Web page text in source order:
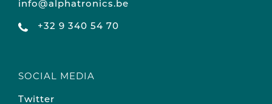
info@alphatronics.be
+32 9 340 54 70
SOCIAL MEDIA
Twitter